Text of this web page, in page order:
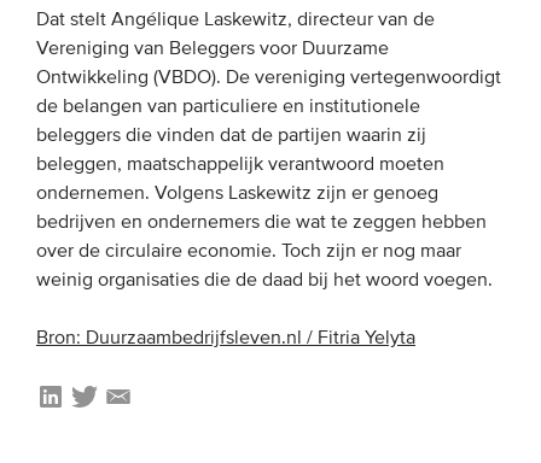
Van leden & partners
MEDIA
Publicaties
Webinars
Video’s
Dat stelt Angélique Laskewitz, directeur van de
Vereniging van Beleggers voor Duurzame
Ontwikkeling (VBDO). De vereniging vertegenwoordigt
de belangen van particuliere en institutionele
beleggers die vinden dat de partijen waarin zij
beleggen, maatschappelijk verantwoord moeten
ondernemen. Volgens Laskewitz zijn er genoeg
bedrijven en ondernemers die wat te zeggen hebben
over de circulaire economie. Toch zijn er nog maar
weinig organisaties die de daad bij het woord voegen.
Bron: Duurzaambedrijfsleven.nl / Fitria Yelyta